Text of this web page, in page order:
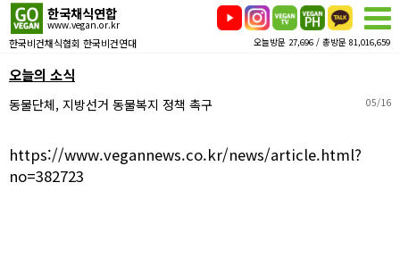
한국채식연합
www.vegan.or.kr
한국비건채식협회 한국비건연대 오늘방문 27,696 / 총방문 81,016,659
오늘의 소식
동물단체, 지방선거 동물복지 정책 촉구 05/16
https://www.vegannews.co.kr/news/article.html?
no=382723